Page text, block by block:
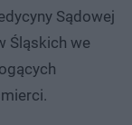
Sądowej
Śląskich we